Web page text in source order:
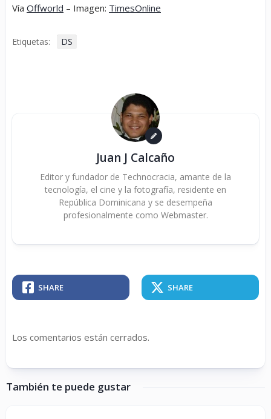
Vía Offworld – Imagen: TimesOnline
Etiquetas: DS
Juan J Calcaño
Editor y fundador de Technocracia, amante de la
tecnología, el cine y la fotografía, residente en
República Dominicana y se desempeña
profesionalmente como Webmaster.
SHARE SHARE
Los comentarios están cerrados.
También te puede gustar